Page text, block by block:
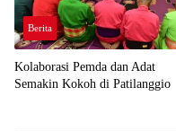
Berita
Kolaborasi Pemda dan Adat
Semakin Kokoh di Patilanggio